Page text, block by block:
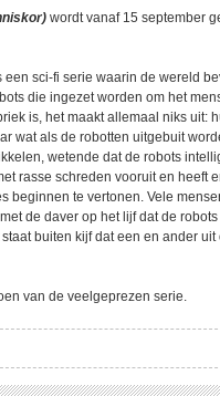
wordt vanaf 15 september
een sci-fi serie waarin de wereld
die ingezet worden om het
is, het maakt allemaal niks uit:
wat als de robotten uitgebuit
wetende dat de robots
rasse schreden vooruit en heeft
beginnen te vertonen. Vele
de daver op het lijf dat de robots
buiten kijf dat een en ander uit
van de veelgeprezen serie.